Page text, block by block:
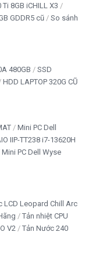
Ti 8GB iCHILL X3
GDDR5 cũ
So sánh
480GB
SSD
HDD LAPTOP 320G CŨ
Mini PC Dell
IIP-TT238 i7-13620H
Mini PC Dell Wyse
LCD Leopard Chill Arc
Tản nhiệt CPU
V2
Tản Nước 240